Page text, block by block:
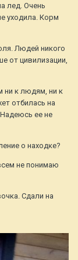
лед. Очень
уходила. Корм
Людей никого
от цивилизации,
ни к людям, ни к
отбилась на
ее не
о находке?
не понимаю
Сдали на